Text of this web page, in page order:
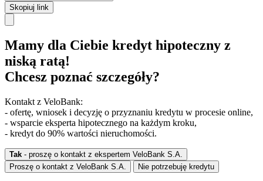
Skopiuj link
Mamy dla Ciebie kredyt hipoteczny z
niską ratą!
Chcesz poznać szczegóły?
Kontakt z VeloBank:
- ofertę, wniosek i decyzję o przyznaniu kredytu w procesie online,
- wsparcie eksperta hipotecznego na każdym kroku,
- kredyt do 90% wartości nieruchomości.
Tak - proszę o kontakt z ekspertem VeloBank S.A.
Proszę o kontakt z VeloBank S.A.
Nie potrzebuję kredytu